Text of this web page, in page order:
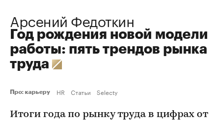
Арсений Федоткин
Год рождения новой модели
работы: пять трендов рынка
труда
Про: карьеру HR Статьи Selecty
Итоги года по рынку труда в цифрах от